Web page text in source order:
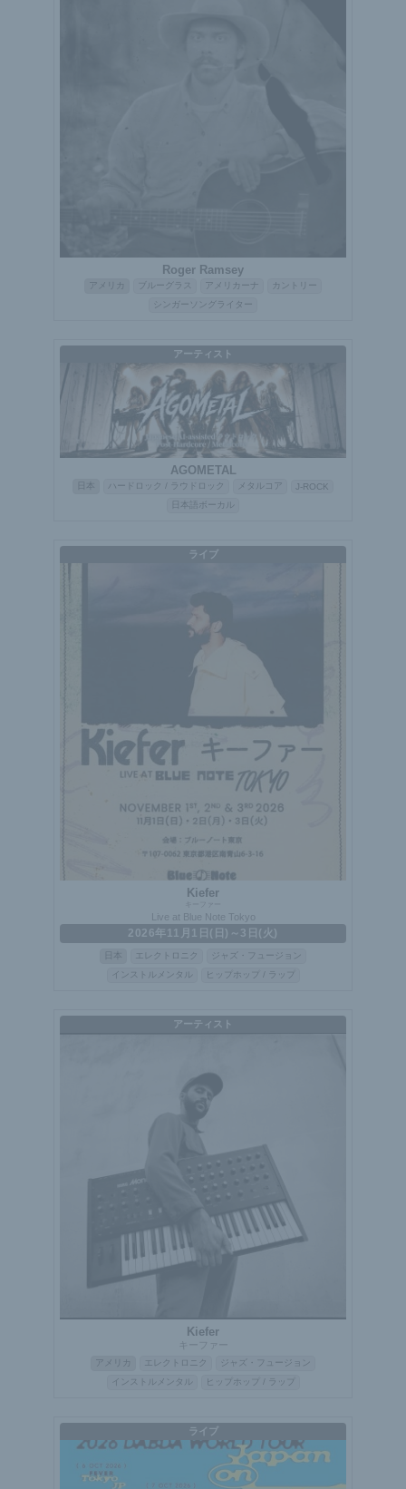
Roger Ramsey
アメリカ ブルーグラス アメリカーナ
カントリー
シンガーソングライター
アーティスト
AGOMETAL
ハードロック / ラウドロック メタルコア
J-ROCK
日本語ボーカル
ライブ
Kiefer
Live at Blue Note Tokyo
2026年11月1日(日)～3日(火)
エレクトロニク
ジャズ・フュージョン
インストルメンタル
ヒップホップ / ラップ
アーティスト
Kiefer
キーファー
アメリカ エレクトロニク
ジャズ・フュージョン
インストルメンタル
ヒップホップ / ラップ
ライブ